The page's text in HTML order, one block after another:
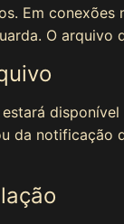
Em
O
da notificação